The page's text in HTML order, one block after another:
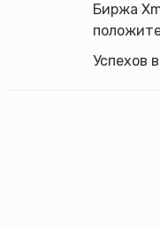
Биржа
Успехов